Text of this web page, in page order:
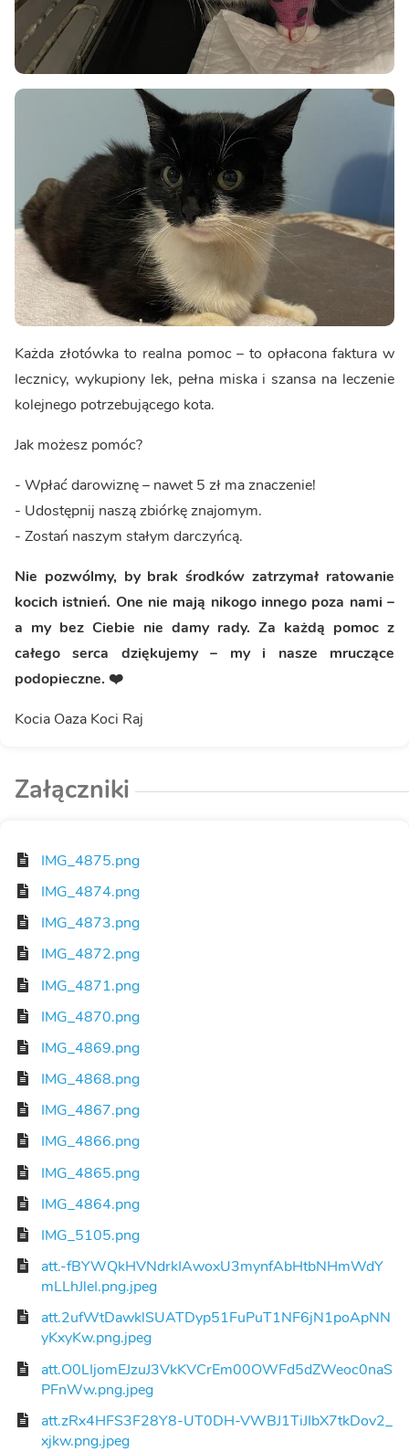
Każda złotówka to realna pomoc – to opłacona faktura w
lecznicy, wykupiony lek, pełna miska i szansa na leczenie
kolejnego potrzebującego kota.
Jak możesz pomóc?
- Wpłać darowiznę – nawet 5 zł ma znaczenie!
- Udostępnij naszą zbiórkę znajomym.
- Zostań naszym stałym darczyńcą.
Nie pozwólmy, by brak środków zatrzymał ratowanie
kocich istnień. One nie mają nikogo innego poza nami –
a my bez Ciebie nie damy rady. Za każdą pomoc z
całego serca dziękujemy – my i nasze mruczące
podopieczne. ❤️
Kocia Oaza Koci Raj
Załączniki
IMG_4875.png
IMG_4874.png
IMG_4873.png
IMG_4872.png
IMG_4871.png
IMG_4870.png
IMG_4869.png
IMG_4868.png
IMG_4867.png
IMG_4866.png
IMG_4865.png
IMG_4864.png
IMG_5105.png
att.-fBYWQkHVNdrkIAwoxU3mynfAbHtbNHmWdY
mLLhJleI.png.jpeg
att.2ufWtDawklSUATDyp51FuPuT1NF6jN1poApNN
yKxyKw.png.jpeg
att.O0LIjomEJzuJ3VkKVCrEm00OWFd5dZWeoc0naS
PFnWw.png.jpeg
att.zRx4HFS3F28Y8-UT0DH-VWBJ1TiJIbX7tkDov2_
xjkw.png.jpeg